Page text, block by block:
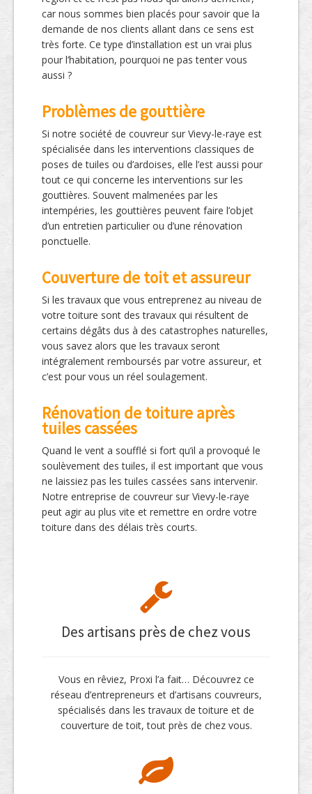
car nous sommes bien placés pour savoir que la
demande de nos clients allant dans ce sens est
très forte. Ce type d’installation est un vrai plus
pour l’habitation, pourquoi ne pas tenter vous
aussi ?
Problèmes de gouttière
Si notre société de couvreur sur Vievy-le-raye est
spécialisée dans les interventions classiques de
poses de tuiles ou d’ardoises, elle l’est aussi pour
tout ce qui concerne les interventions sur les
gouttières. Souvent malmenées par les
intempéries, les gouttières peuvent faire l’objet
d’un entretien particulier ou d’une rénovation
ponctuelle.
Couverture de toit et assureur
Si les travaux que vous entreprenez au niveau de
votre toiture sont des travaux qui résultent de
certains dégâts dus à des catastrophes naturelles,
vous savez alors que les travaux seront
intégralement remboursés par votre assureur, et
c’est pour vous un réel soulagement.
Rénovation de toiture après
tuiles cassées
Quand le vent a soufflé si fort qu’il a provoqué le
soulèvement des tuiles, il est important que vous
ne laissiez pas les tuiles cassées sans intervenir.
Notre entreprise de couvreur sur Vievy-le-raye
peut agir au plus vite et remettre en ordre votre
toiture dans des délais très courts.
Des artisans près de chez vous
Vous en rêviez, Proxi l’a fait… Découvrez ce
réseau d’entrepreneurs et d’artisans couvreurs,
spécialisés dans les travaux de toiture et de
couverture de toit, tout près de chez vous.